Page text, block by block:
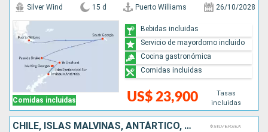
Comidas incluidas
Silver Wind 15 d Puerto Williams 26/10/2028
US$ 23,900
Tasas
incluidas
Bebidas incluidas
Servicio de mayordomo incluido
Cocina gastronómica
Comidas incluidas
CHILE, ISLAS MALVINAS, ANTÁRTICO, REINO UNIDO